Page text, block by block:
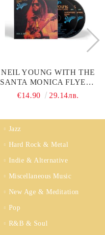
NEIL YOUNG WITH THE
SANTA MONICA FLYERS
- SOMEWHERE UNDER
€14.90 29.14лв.
Jazz
Hard Rock & Metal
Indie & Alternative
Miscellaneous Music
New Age & Meditation
Pop
R&B & Soul